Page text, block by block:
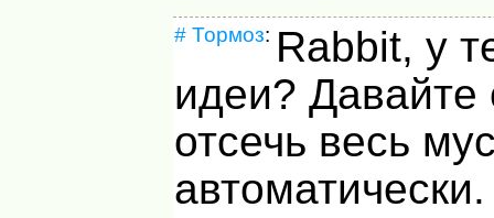
# Тормоз: Rabbit, у
идеи? Давайте
отсечь весь
автоматически.